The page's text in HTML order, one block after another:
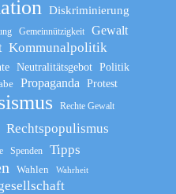
Diskriminierung
Gemeinnützigkeit Gewalt
Kommunalpolitik
Neutralitätsgebot Politik
Propaganda
Protest
Rechte Gewalt
Rechtspopulismus
Spenden Tipps
Wahlen Wahrheit